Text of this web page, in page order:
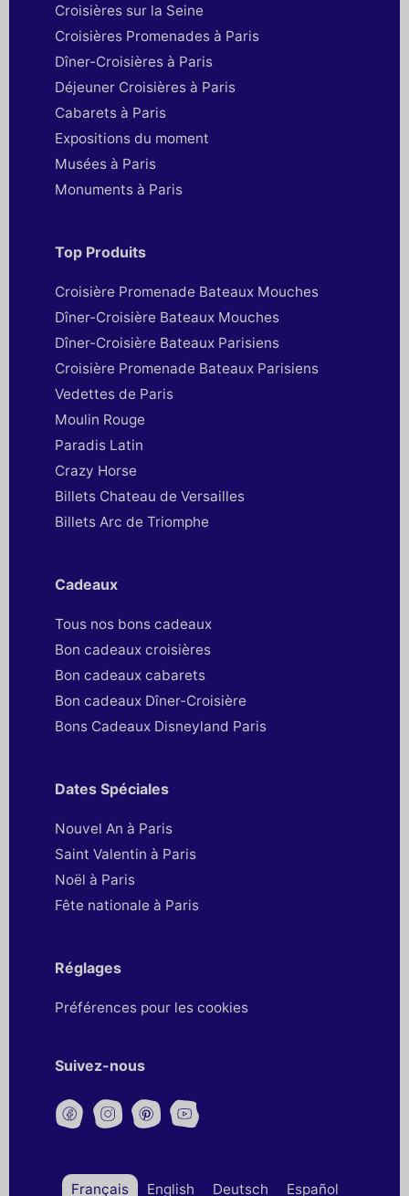
Croisières sur la Seine
Croisières Promenades à Paris
Dîner-Croisières à Paris
Déjeuner Croisières à Paris
Cabarets à Paris
Expositions du moment
Musées à Paris
Monuments à Paris
Top Produits
Croisière Promenade Bateaux Mouches
Dîner-Croisière Bateaux Mouches
Dîner-Croisière Bateaux Parisiens
Croisière Promenade Bateaux Parisiens
Vedettes de Paris
Moulin Rouge
Paradis Latin
Crazy Horse
Billets Chateau de Versailles
Billets Arc de Triomphe
Cadeaux
Tous nos bons cadeaux
Bon cadeaux croisières
Bon cadeaux cabarets
Bon cadeaux Dîner-Croisière
Bons Cadeaux Disneyland Paris
Dates Spéciales
Nouvel An à Paris
Saint Valentin à Paris
Noël à Paris
Fête nationale à Paris
Réglages
Préférences pour les cookies
Suivez-nous
Français English Deutsch Español